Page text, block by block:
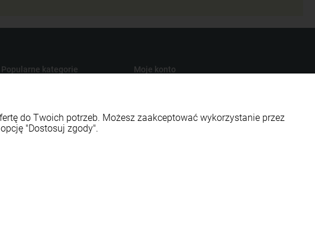
Popularne kategorie
Sport i fitness
Moje konto
Przechowalnia
do Twoich potrzeb. Możesz zaakceptować wykorzystanie przez
"Dostosuj zgody".